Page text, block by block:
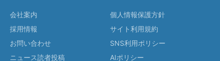
会社案内
採用情報
お問い合わせ
ニュース読者投稿
個人情報保護方針
サイト利用規約
SNS利用ポリシー
AIポリシー